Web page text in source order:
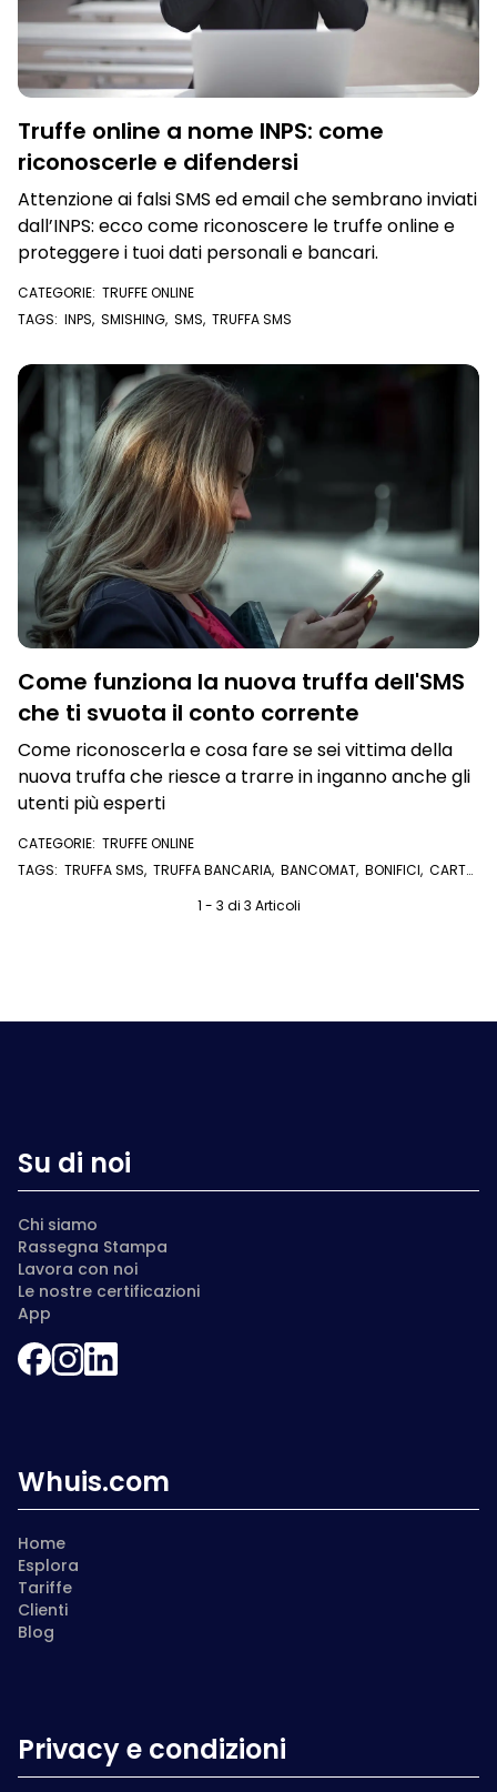
Truffe online a nome INPS: come
riconoscerle e difendersi
Attenzione ai falsi SMS ed email che sembrano inviati
dall’INPS: ecco come riconoscere le truffe online e
proteggere i tuoi dati personali e bancari.
CATEGORIE: TRUFFE ONLINE
TAGS: INPS, SMISHING, SMS, TRUFFA SMS
Come funziona la nuova truffa dell'SMS
che ti svuota il conto corrente
Come riconoscerla e cosa fare se sei vittima della
nuova truffa che riesce a trarre in inganno anche gli
utenti più esperti
CATEGORIE: TRUFFE ONLINE
TAGS: TRUFFA SMS, TRUFFA BANCARIA, BANCOMAT, BONIFICI, CARTA
1 - 3 di 3 Articoli
Su di noi
Chi siamo
Rassegna Stampa
Lavora con noi
Le nostre certificazioni
App
Whuis.com
Home
Esplora
Tariffe
Clienti
Blog
Privacy e condizioni